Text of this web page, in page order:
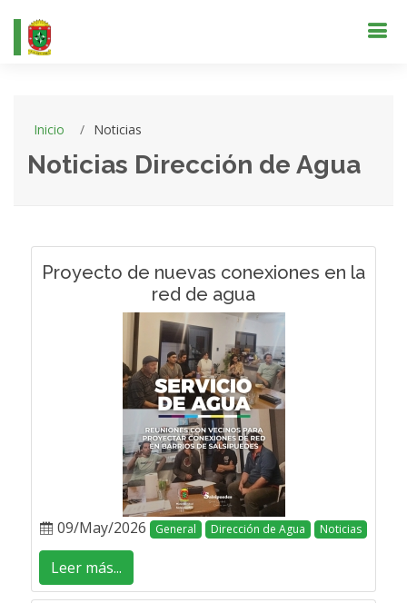
Inicio Noticias
Noticias Dirección de Agua
Proyecto de nuevas conexiones en la
red de agua
09/May/2026 General Dirección de Agua Noticias
Leer más...